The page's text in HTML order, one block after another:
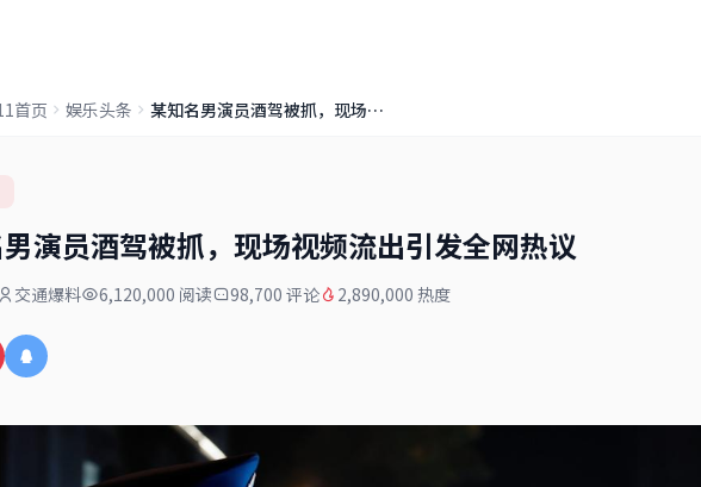
首页 娱乐头条 某知名男演员酒驾被抓，现场视频流出引发全网热议
演员酒驾被抓，现场视频流出引发全网热议
交通爆料 6,120,000 阅读 98,700 评论 2,890,000 热度